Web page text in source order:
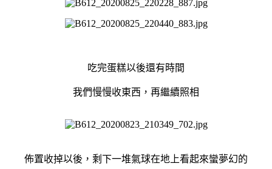
吃完蛋糕以後還有時間
我們慢慢收東西，再繼續照相
佈置收掉以後，剩下一堆氣球在地上看起來蠻夢幻的